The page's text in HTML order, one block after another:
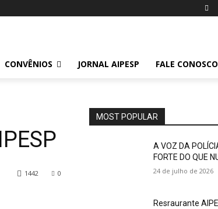
CONVÊNIOS JORNAL AIPESP FALE CONOSCO
0
1442
MOST POPULAR
A VOZ DA
FORTE DO QUE
24 de julho de 2026
Resraurante